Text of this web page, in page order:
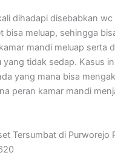
dihadapi disebabkan wc
bisa meluap, sehingga
mandi meluap serta
yang tidak sedap. Kasus
yang mana bisa
peran kamar mandi
Tersumbat di Purworejo